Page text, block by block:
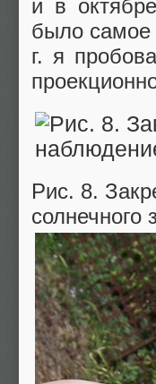
и в
было самое
г. я
Рис. 8.
солнечного